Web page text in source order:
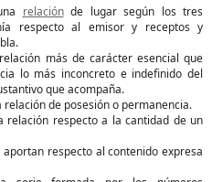
relaciónde lugar según los tres
respecto al emisor y receptos y
más de carácter esencial que
lo más inconcreto e indefinido del
que acompaña.
relación de posesión o permanencia.
relación respecto a la cantidad de un
respecto al contenido expresa